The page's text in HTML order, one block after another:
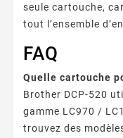
seule cartouche,
tout l’ensemble
FAQ
Quelle cartouche
Brother DCP-520
gamme LC970 /
trouvez des